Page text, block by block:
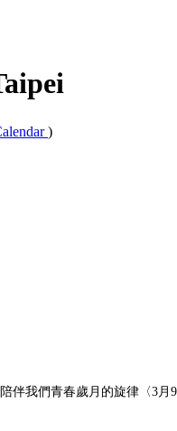
)
伴我們青春歲月的旋律〈3